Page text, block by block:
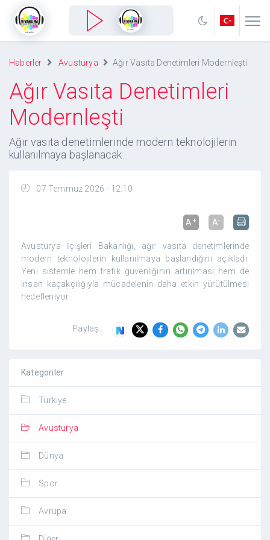
Haberler Avusturya Ağır Vasıta Denetimleri Modernleşti
Ağır Vasıta Denetimleri
Modernleşti
Ağır vasıta denetimlerinde modern teknolojilerin
kullanılmaya başlanacak.
07 Temmuz 2026 - 12:10
A+ A-
Avusturya İçişleri Bakanlığı, ağır vasıta denetimlerinde
modern teknolojilerin kullanılmaya başlandığını açıkladı.
Yeni sistemle hem trafik güvenliğinin artırılması hem de
insan kaçakçılığıyla mücadelenin daha etkin yürütülmesi
hedefleniyor.
Paylaş :
Kategoriler
Türkiye
Avusturya
Dünya
Spor
Avrupa